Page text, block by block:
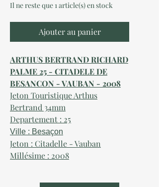
Il ne reste que 1 article(s) en stock
Ajouter au panier
ARTHUS BERTRAND RICHARD
PALME 25 - CITADELE DE
BESANCON - VAUBAN - 2008
Jeton Touristique Arthus
Bertrand 34mm
Departement : 25
Ville : Besaçon
Jeton : Citadelle - Vauban
Millésime : 2008